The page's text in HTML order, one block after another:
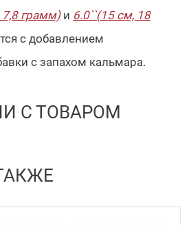
7,8 грамм) и 6.0``(15 см, 18
с добавлением
с запахом кальмара.
С ТОВАРОМ